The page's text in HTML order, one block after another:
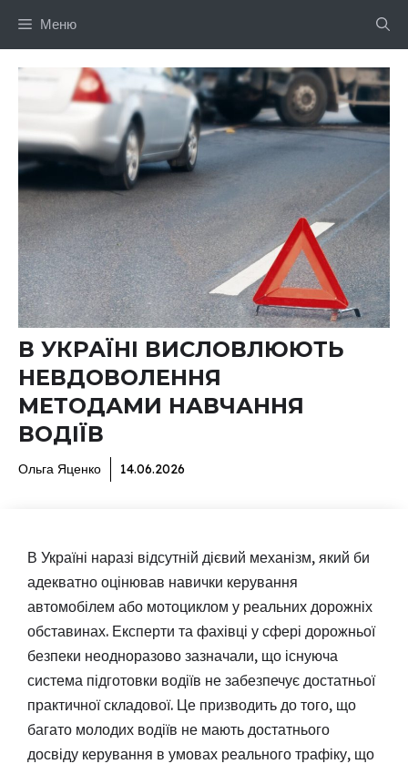
Меню
В УКРАЇНІ ВИСЛОВЛЮЮТЬ
НЕВДОВОЛЕННЯ
МЕТОДАМИ НАВЧАННЯ
ВОДІЇВ
Ольга Яценко 14.06.2026
В Україні наразі відсутній дієвий механізм, який би
адекватно оцінював навички керування
автомобілем або мотоциклом у реальних дорожніх
обставинах. Експерти та фахівці у сфері дорожньої
безпеки неодноразово зазначали, що існуюча
система підготовки водіїв не забезпечує достатньої
практичної складової. Це призводить до того, що
багато молодих водіїв не мають достатнього
досвіду керування в умовах реального трафіку, що